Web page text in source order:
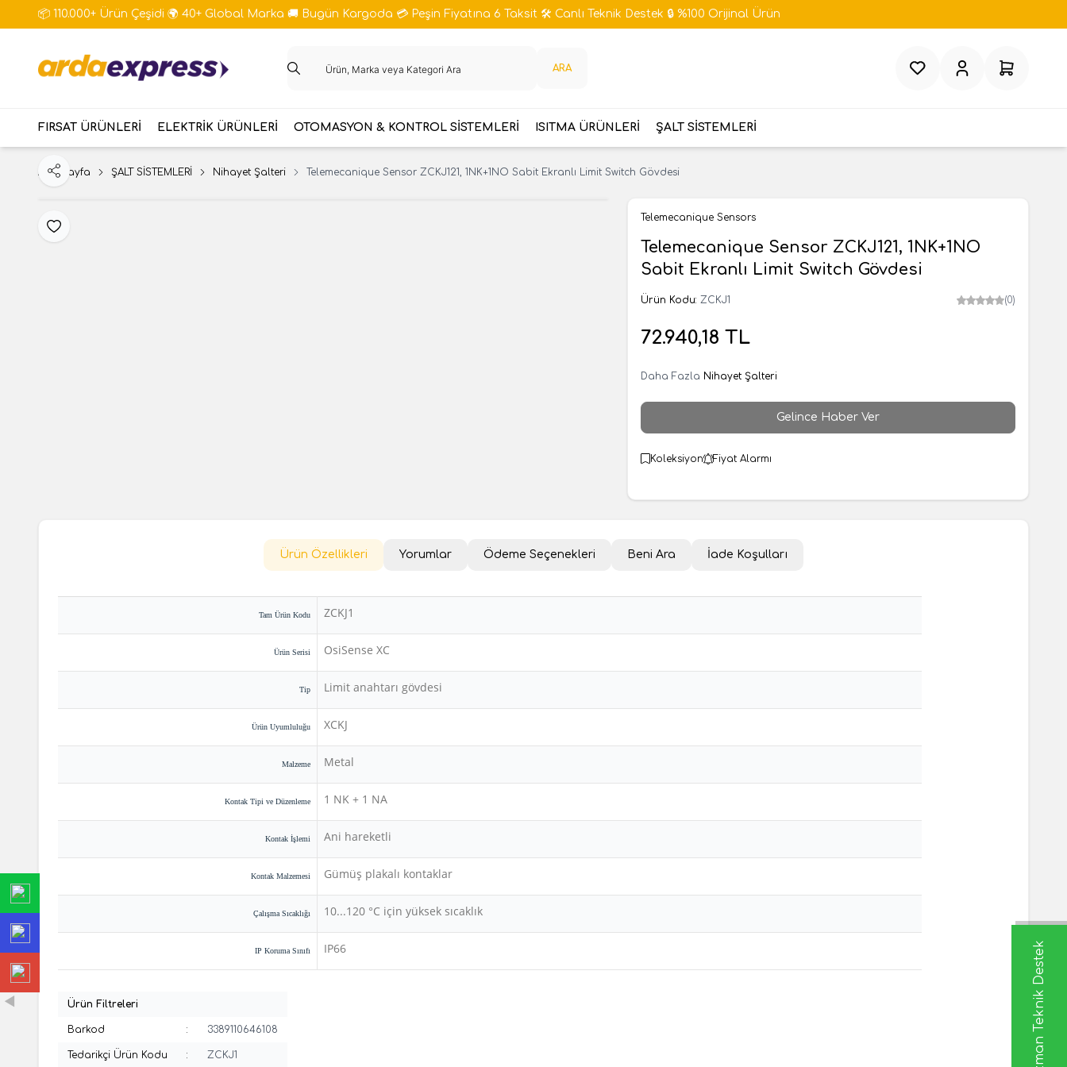
Uzman Teknik Destek
📦 110.000+ Ürün Çeşidi 🌍 40+ Global Marka 🚚 Bugün Kargoda 💳 Peşin Fiyatına 6 Taksit 🛠️ Canlı Teknik Destek 🔒 %100 Orijinal Ürün
ARA FavorilerimHesabım Sepetim
FIRSAT ÜRÜNLERİ ELEKTRİK ÜRÜNLERİ OTOMASYON & KONTROL SİSTEMLERİ ISITMA ÜRÜNLERİ ŞALT SİSTEMLERİ
Ana Sayfa ŞALT SİSTEMLERİ Nihayet Şalteri Telemecanique Sensor ZCKJ121, 1NK+1NO Sabit Ekranlı Limit Switch Gövdesi
Favoriye Ekle
Paylaş
Telemecanique Sensors
Telemecanique Sensor ZCKJ121, 1NK+1NO
Sabit Ekranlı Limit Switch Gövdesi
Ürün Kodu: ZCKJ1 (0)
72.940,18 TL
Daha Fazla Nihayet Şalteri
Gelince Haber Ver
Koleksiyon Fiyat Alarmı
Ürün Özellikleri Yorumlar Ödeme Seçenekleri Beni Ara İade Koşulları
Tam Ürün Kodu ZCKJ1
Ürün Serisi OsiSense XC
Tip Limit anahtarı gövdesi
Ürün Uyumluluğu XCKJ
Malzeme Metal
Kontak Tipi ve Düzenleme 1 NK + 1 NA
Kontak İşlemi Ani hareketli
Kontak Malzemesi Gümüş plakalı kontaklar
Çalışma Sıcaklığı 10...120 °C için yüksek sıcaklık
IP Koruma Sınıfı IP66
Ürün Filtreleri
Barkod : 3389110646108
Tedarikçi Ürün Kodu : ZCKJ1